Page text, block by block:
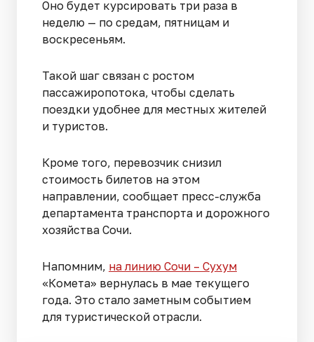
Оно будет курсировать три раза в
неделю — по средам, пятницам и
воскресеньям.
Такой шаг связан с ростом
пассажиропотока, чтобы сделать
поездки удобнее для местных жителей
и туристов.
Кроме того, перевозчик снизил
стоимость билетов на этом
направлении, сообщает пресс-служба
департамента транспорта и дорожного
хозяйства Сочи.
Напомним, на линию Сочи – Сухум
«Комета» вернулась в мае текущего
года. Это стало заметным событием
для туристической отрасли.